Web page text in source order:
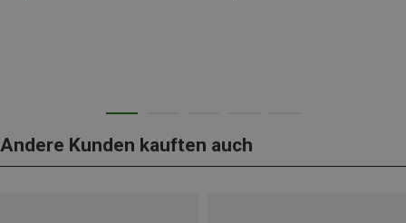
Andere Kunden kauften auch